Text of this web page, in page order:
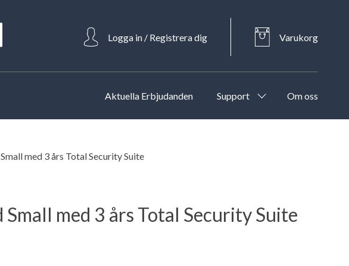
Logga in / Registrera dig Varukorg
Aktuella Erbjudanden Support Om oss
med 3 års Total Security Suite
med 3 års Total Security Suite